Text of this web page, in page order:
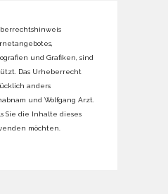
und Grafiken, sind
Das Urheberrecht
anders
und Wolfgang Arzt.
Sie die Inhalte dieses
möchten.